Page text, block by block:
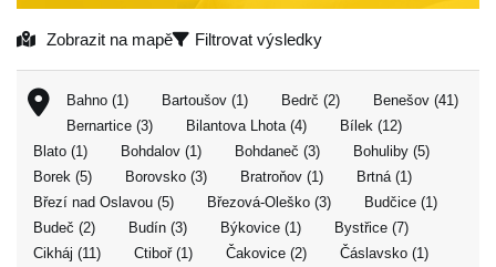
Zobrazit na mapě Filtrovat výsledky
Bahno (1) Bartoušov (1) Bedrč (2)
Benešov (41)
Bernartice (3)
Bilantova Lhota (4)
Bílek (12)
Blato (1)
Bohdalov (1) Bohdaneč (3)
Bohuliby (5)
Borek (5)
Borovsko (3) Bratroňov (1)
Brtná (1)
Březí nad Oslavou (5)
Březová-Oleško (3)
Budčice (1)
Budeč (2)
Budín (3) Býkovice (1)
Bystřice (7)
Cikháj (11)
Ctiboř (1) Čakovice (2)
Čáslavsko (1)